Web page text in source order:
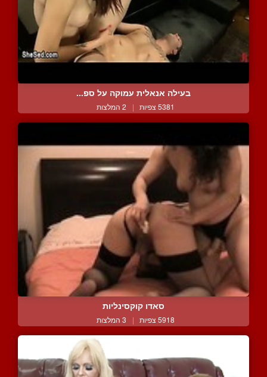
בעילה אנאלית עמוקה על ספ...
5381 צפיות | 2 המלצות
סאדו קוקסינליות
5918 צפיות | 3 המלצות